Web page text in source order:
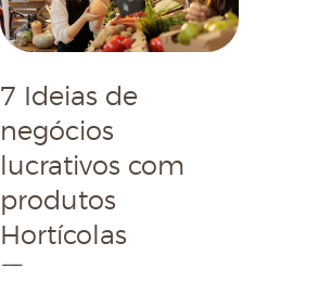
7 Ideias de
negócios
lucrativos com
produtos
Hortícolas